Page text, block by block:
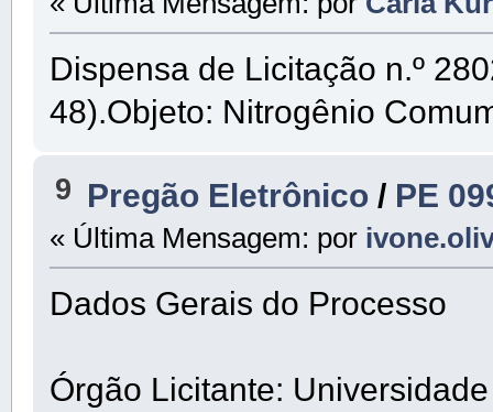
Dispensa de Licitação n.º
48).Objeto: Nitrogênio
9 Pregão Eletrônico / PE
« Última Mensagem: por
Dados Gerais do Processo
Órgão Licitante: